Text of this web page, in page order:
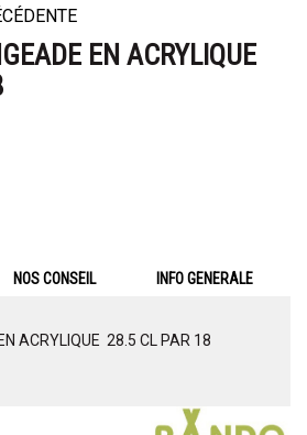
EN ACRYLIQUE
NOS CONSEIL INFO GENERALE
ACRYLIQUE 28.5 CL PAR 18